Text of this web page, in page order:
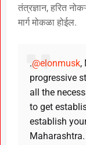
तंत्रज्ञान, हरित
मार्ग मोकळा होईल.
.@elonmusk,
progressive
all the
to get
establish
Maharashtra.